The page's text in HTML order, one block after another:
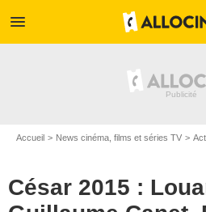
menu
Accueil News cinéma, films et séries TV
César 2015 :